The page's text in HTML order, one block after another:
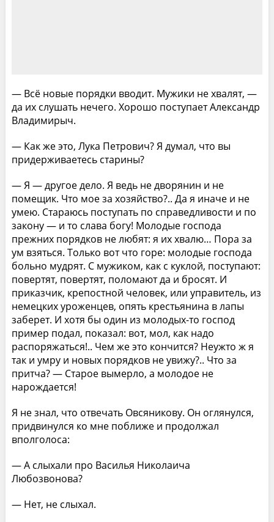
— Всё новые порядки вводит. Мужики не хвалят, —
да их слушать нечего. Хорошо поступает Александр
Владимирыч.
— Как же это, Лука Петрович? Я думал, что вы
придерживаетесь старины?
— Я — другое дело. Я ведь не дворянин и не
помещик. Что мое за хозяйство?.. Да я иначе и не
умею. Стараюсь поступать по справедливости и по
закону — и то слава богу! Молодые господа
прежних порядков не любят: я их хвалю… Пора за
ум взяться. Только вот что горе: молодые господа
больно мудрят. С мужиком, как с куклой, поступают:
повертят, повертят, поломают да и бросят. И
приказчик, крепостной человек, или управитель, из
немецких уроженцев, опять крестьянина в лапы
заберет. И хотя бы один из молодых-то господ
пример подал, показал: вот, мол, как надо
распоряжаться!.. Чем же это кончится? Неужто ж я
так и умру и новых порядков не увижу?.. Что за
притча? — Старое вымерло, а молодое не
нарождается!
Я не знал, что отвечать Овсяникову. Он оглянулся,
придвинулся ко мне поближе и продолжал
вполголоса:
— А слыхали про Василья Николаича
Любозвонова?
— Нет, не слыхал.